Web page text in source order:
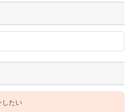
したい